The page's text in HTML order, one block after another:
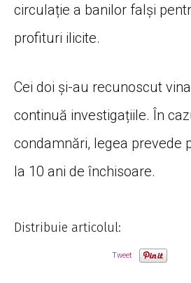
circulație a banilor falși
profituri ilicite.
Cei doi și-au recunoscut
continuă investigațiile. În
condamnări, legea prevede
la 10 ani de închisoare.
Distribuie articolul:
Tweet